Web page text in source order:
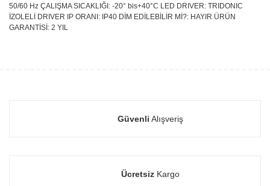
50/60 Hz ÇALIŞMA SICAKLIĞI: -20° bis+40°C LED DRIVER: TRIDONIC
İZOLELİ DRIVER IP ORANI: IP40 DİM EDİLEBİLİR Mİ?: HAYIR ÜRÜN
GARANTİSİ: 2 YIL
Güvenli Alışveriş
ÜcretsizKargo